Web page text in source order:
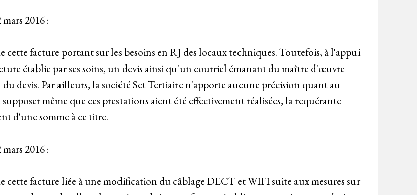
2016 :
cette facture portant sur les besoins en RJ des locaux techniques. Toutefois, à l'appui
établie par ses soins, un devis ainsi qu'un courriel émanant du maître d'œuvre
devis. Par ailleurs, la société Set Tertiaire n'apporte aucune précision quant au
même que ces prestations aient été effectivement réalisées, la requérante
d'une somme à ce titre.
2016 :
cette facture liée à une modification du câblage DECT et WIFI suite aux mesures sur